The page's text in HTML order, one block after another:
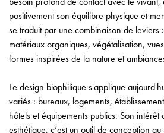
positivement son équilibre physique et
se traduit par une combinaison de leviers
matériaux organiques, végétalisation,
formes inspirées de la nature et
Le design biophilique s'applique
variés : bureaux, logements,
hôtels et équipements publics. Son intérêt
esthétique, c’est un outil de conception